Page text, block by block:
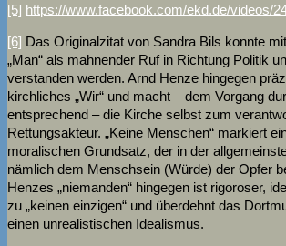
[5] https://www.facebook.com/ekd.de/videos/
[6] Das Originalzitat von Sandra Bils konnte
„Man“ als mahnender Ruf in Richtung Politik
verstanden werden. Arnd Henze hingegen
kirchliches „Wir“ und macht – dem Vorgang
entsprechend – die Kirche selbst zum
Rettungsakteur. „Keine Menschen“ markiert
moralischen Grundsatz, der in der
nämlich dem Menschsein (Würde) der Opfer
Henzes „niemanden“ hingegen ist rigoroser,
zu „keinen einzigen“ und überdehnt das
einen unrealistischen Idealismus.